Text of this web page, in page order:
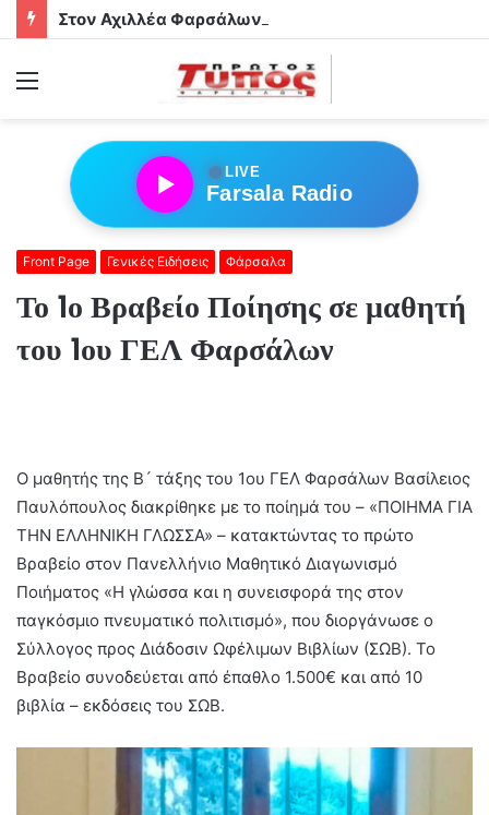
Στον Αχιλλέα Φαρσάλων τα αδέρφια Φούσα!
●LIVE
Farsala Radio
Front Page Γενικές Ειδήσεις Φάρσαλα
Το 1ο Βραβείο Ποίησης σε μαθητή
του 1ου ΓΕΛ Φαρσάλων
Ο μαθητής της Β´ τάξης του 1ου ΓΕΛ Φαρσάλων Βασίλειος
Παυλόπουλος διακρίθηκε με το ποίημά του – «ΠΟΙΗΜΑ ΓΙΑ
ΤΗΝ ΕΛΛΗΝΙΚΗ ΓΛΩΣΣΑ» – κατακτώντας το πρώτο
Βραβείο στον Πανελλήνιο Μαθητικό Διαγωνισμό
Ποιήματος «Η γλώσσα και η συνεισφορά της στον
παγκόσμιο πνευματικό πολιτισμό», που διοργάνωσε ο
Σύλλογος προς Διάδοσιν Ωφέλιμων Βιβλίων (ΣΩΒ). Το
Βραβείο συνοδεύεται από έπαθλο 1.500€ και από 10
βιβλία – εκδόσεις του ΣΩΒ.